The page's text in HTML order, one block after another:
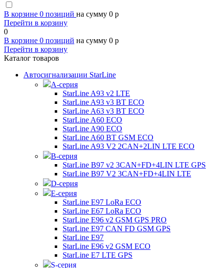
В корзине 0 позиций на сумму 0 p
Перейти в корзину
0
В корзине 0 позиций на сумму 0 p
Перейти в корзину
Каталог товаров
Автосигнализации StarLine
А-серия
StarLine A93 v2 LTE
StarLine A93 v3 BT ECO
StarLine A63 v3 BT ECO
StarLine A60 ECO
StarLine A90 ECO
StarLine A60 BT GSM ECO
StarLine A93 V2 2CAN+2LIN LTE ECO
B-серия
StarLine B97 v2 3CAN+FD+4LIN LTE GPS
StarLine B97 V2 3CAN+FD+4LIN LTE
D-серия
E-серия
StarLine E97 LoRa ECO
StarLine E67 LoRa ECO
StarLine E96 v2 GSM GPS PRO
StarLine E97 CAN FD GSM GPS
StarLine E97
StarLine E96 v2 GSM ECO
StarLine E7 LTE GPS
S-серия